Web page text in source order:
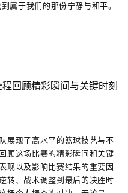
属于我们的那份宁静与和平。
回顾精彩瞬间与关键时刻
展现了高水平的篮球技艺与不
顾这场比赛的精彩瞬间和关键
现以及影响比赛结果的重要因
转、战术调整到最后的决胜时